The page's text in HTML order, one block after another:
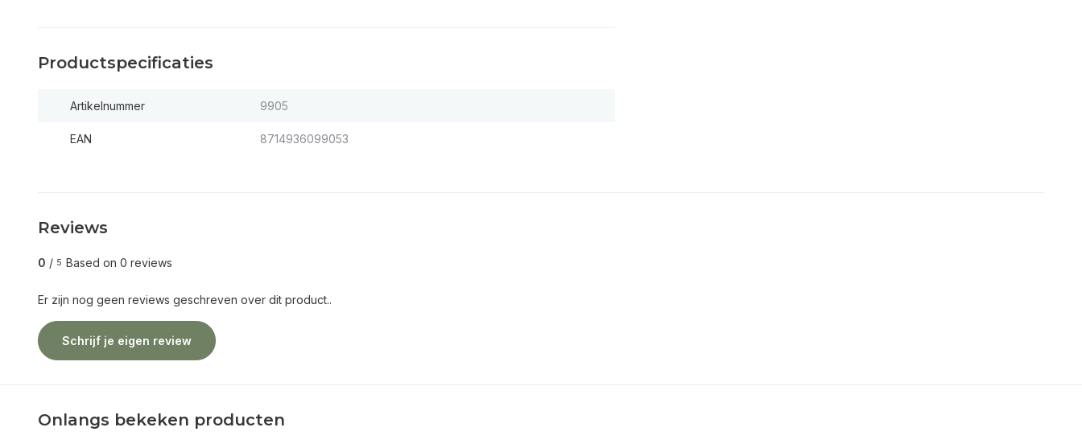
Productspecificaties
Artikelnummer 9905
EAN 8714936099053
Reviews
0 / 5 Based on 0 reviews
Er zijn nog geen reviews geschreven over dit product..
Schrijf je eigen review
Onlangs bekeken producten